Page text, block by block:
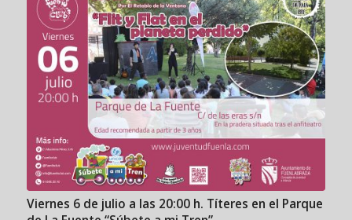
Viernes 6 de julio a las 20:00 h. Títeres en el Parque